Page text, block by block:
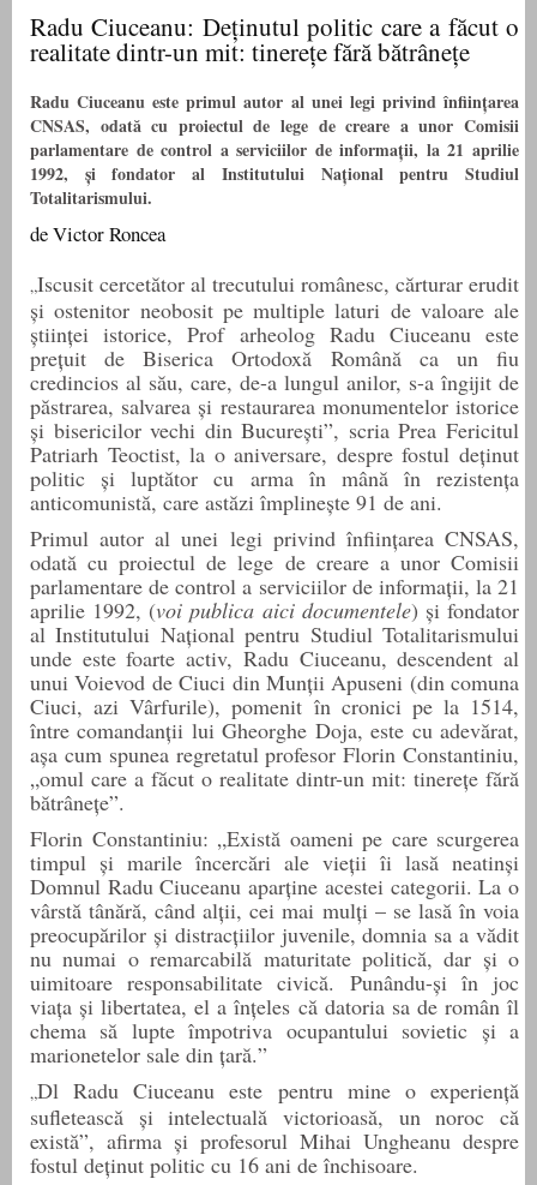
Radu Ciuceanu: Deținutul politic care a făcut o
realitate dintr-un mit: tinerețe fără bătrânețe
Radu Ciuceanu este primul autor al unei legi privind înființarea
CNSAS, odată cu proiectul de lege de creare a unor Comisii
parlamentare de control a serviciilor de informații, la 21 aprilie
1992, și fondator al Institutului Național pentru Studiul
Totalitarismului.
de Victor Roncea
„Iscusit cercetător al trecutului românesc, cărturar erudit
și ostenitor neobosit pe multiple laturi de valoare ale
științei istorice, Prof arheolog Radu Ciuceanu este
prețuit de Biserica Ortodoxă Română ca un fiu
credincios al său, care, de-a lungul anilor, s-a îngijit de
păstrarea, salvarea și restaurarea monumentelor istorice
și bisericilor vechi din București”, scria Prea Fericitul
Patriarh Teoctist, la o aniversare, despre fostul deținut
politic și luptător cu arma în mână în rezistența
anticomunistă, care astăzi împlinește 91 de ani.
Primul autor al unei legi privind înființarea CNSAS,
odată cu proiectul de lege de creare a unor Comisii
parlamentare de control a serviciilor de informații, la 21
aprilie 1992, (voi publica aici documentele) și fondator
al Institutului Național pentru Studiul Totalitarismului
unde este foarte activ, Radu Ciuceanu, descendent al
unui Voievod de Ciuci din Munții Apuseni (din comuna
Ciuci, azi Vârfurile), pomenit în cronici pe la 1514,
între comandanții lui Gheorghe Doja, este cu adevărat,
așa cum spunea regretatul profesor Florin Constantiniu,
„omul care a făcut o realitate dintr-un mit: tinerețe fără
bătrânețe”.
Florin Constantiniu: „Există oameni pe care scurgerea
timpul și marile încercări ale vieții îi lasă neatinși
Domnul Radu Ciuceanu aparține acestei categorii. La o
vârstă tânără, când alții, cei mai mulți – se lasă în voia
preocupărilor și distracțiilor juvenile, domnia sa a vădit
nu numai o remarcabilă maturitate politică, dar și o
uimitoare responsabilitate civică. Punându-și în joc
viața și libertatea, el a înțeles că datoria sa de român îl
chema să lupte împotriva ocupantului sovietic și a
marionetelor sale din țară.”
„Dl Radu Ciuceanu este pentru mine o experiență
sufletească și intelectuală victorioasă, unnoroccă
există”, afirma și profesorul Mihai Ungheanu despre
fostul deținut politic cu 16 ani de închisoare.